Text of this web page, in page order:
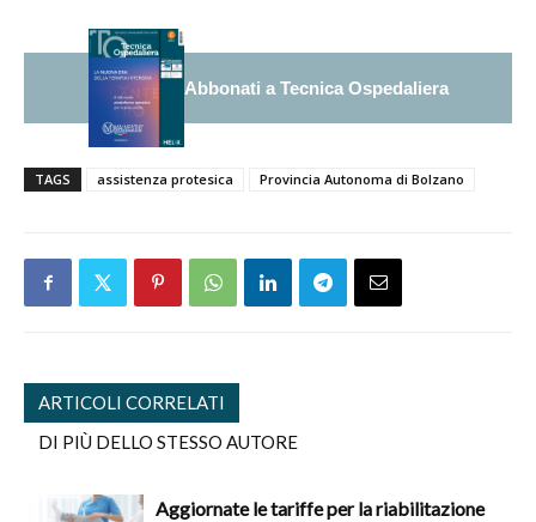
Abbonati a Tecnica Ospedaliera
TAGS assistenza protesica Provincia Autonoma di Bolzano
ARTICOLI CORRELATI
DI PIÙ DELLO STESSO AUTORE
Aggiornate le tariffe per la riabilitazione